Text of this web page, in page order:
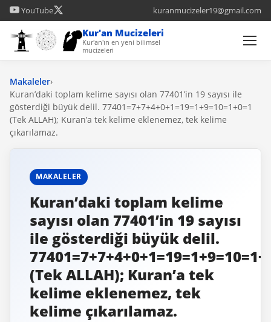
YouTube kuranmucizeler19@gmail.com
Kur'an Mucizeleri
Kur'an'ın en yeni bilimsel
mucizeleri
Makaleler›
Kuran’daki toplam kelime sayısı olan 77401’in 19 sayısı ile
gösterdiği büyük delil. 77401=7+7+4+0+1=19=1+9=10=1+0=1
(Tek ALLAH); Kuran’a tek kelime eklenemez, tek kelime
çıkarılamaz.
MAKALELER
Kuran’daki toplam kelime
sayısı olan 77401’in 19 sayısı
ile gösterdiği büyük delil.
(Tek ALLAH); Kuran’a tek
kelime eklenemez, tek
kelime çıkarılamaz.